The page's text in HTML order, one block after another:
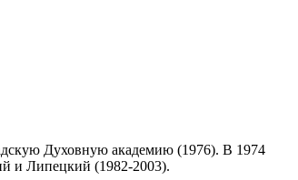
Духовную академию (1976). В 1974
и Липецкий (1982-2003).